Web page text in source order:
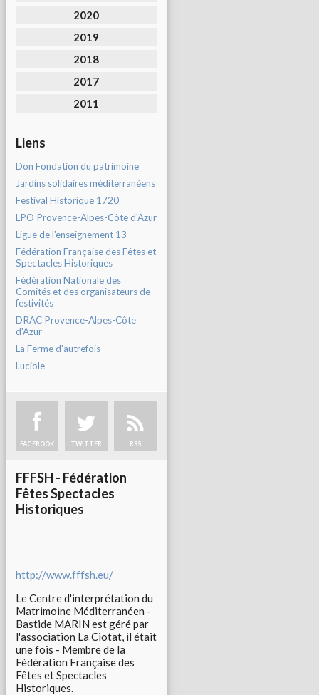
2020
2019
2018
2017
2011
Liens
Don Fondation du patrimoine
Jardins solidaires méditerranéens
Festival Historique 1720
LPO Provence-Alpes-Côte d'Azur
Ligue de l'enseignement 13
Fédération Française des Fêtes et
Spectacles Historiques
Fédération Nationale des
Comités et des organisateurs de
festivités
DRAC Provence-Alpes-Côte
d'Azur
La Ferme d'autrefois
Luciole
FACEBOOK TWITTER RSS
FFFSH - Fédération
Fêtes Spectacles
Historiques
http://www.fffsh.eu/
Le Centre d'interprétation du
Matrimoine Méditerranéen -
Bastide MARIN est géré par
l'association La Ciotat, il était
une fois - Membre de la
Fédération Française des
Fêtes et Spectacles
Historiques.